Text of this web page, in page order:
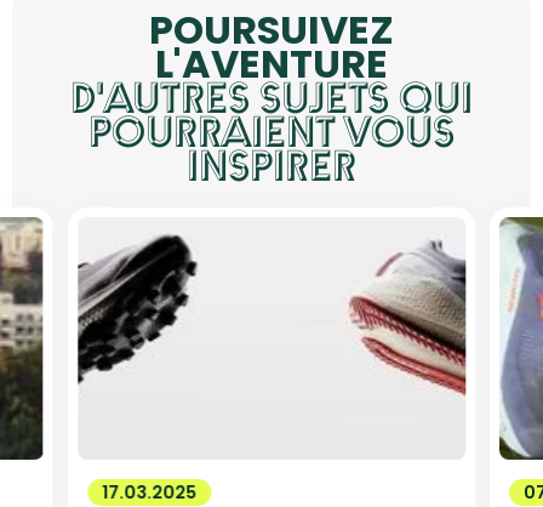
POURSUIVEZ
L'AVENTURE
D'AUTRES SUJETS QUI
POURRAIENT VOUS
INSPIRER
17.03.2025